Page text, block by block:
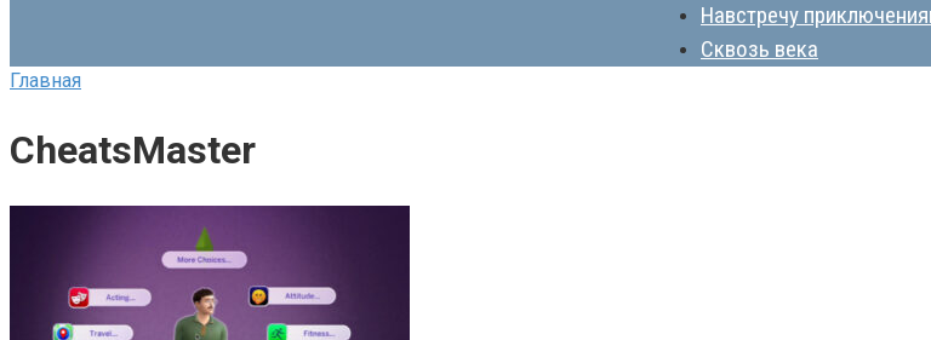
Навстречу
Сквозь века
Главная
CheatsMaster